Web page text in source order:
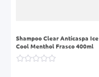
Shampoo Clear Anticaspa Ice
Cool Menthol Frasco 400ml